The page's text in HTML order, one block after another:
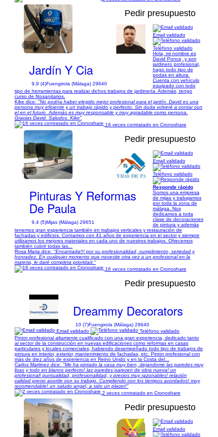
1/34
Pedir presupuesto
Jardín Y Cia
9,9 (4)Fuengirola (Málaga) 29640
Email validado
Teléfono validado
Hola, mi nombre es
David Ponce, y son
jardinero profesional,
hago todo tipo de
podas en altura.
Cuenta con vehículo
equipado con todo
tipo de herramientas para realizar dichos trabajos de jardinería. Además, tengo
curso de fitosanitarios.
Kike dice: "No podría haber elegido mejor profesional para el jardín. David es una
persona muy eficiente y un trabajo rápido y perfecto. Sin duda volveré a contar con
el en el futuro. Además es muy responsable y muy agradable como persona.
Gracias David. Saludos. Kike"
16 veces contratado en Cronoshare
1/6
Pedir presupuesto
Pinturas Y Reformas
De Paula
9,4 (5)Mijas (Málaga) 29651
Email validado
Teléfono validado
Responde rápido
Somos una empresa
de mijas y trabajamos
por toda la zona de
málaga. Nos
dedicamos a toda
clase de decoraciones
de pintura y además
tenemos gran experiencia también en trabajos verticales y restauración de
fachadas y edificios. Contamos con 41 años de experiencia en el sector y siempre
utilizamos los mejores materiales en cada uno de nuestros trabajos. Ofrecemos
también cubrir todas las...
Rosa Maria dice: "Encantada!!! por su profesionalidad, cumplimiento, seriedad y
honradez. En cualquier momento que necesite otra vez a un profesional en la
materia, le daré completa prioridad."
16 veces contratado en Cronoshare
Pedir presupuesto
Dreammy Decorators
10 (7)Fuengirola (Málaga) 29640
Email validado
Teléfono validado
Pintor profesional altamente cualificado con una gran experiencia, dedicado tanto
al sector de la construcción en nuevas edificaciones como reformas en casas
particulares y locales comerciales, habiendo desempeñado todo tipo de trabajos de
pintura en interior, exterior, mantenimiento de fachadas, etc. Pintor profesional con
más de diez años de experiencia en Reino Unido y en la Costa del...
Carlos Martinez dice: "Me ha pintado la casa muy bien, dejandome las paredes muy
lisas y todo en blanco perfecto! las paredes parecen de obra nueva! un
profesional! puntualidad, profesionalidad, y precios muy razonables! relación
calidad precio acorde con su trabajo. Cumpliendo con los tiempos acordados! muy
recomendable! un saludo angel, a sido un placer!"
2 veces contratado en Cronoshare
Pedir presupuesto
Email validado